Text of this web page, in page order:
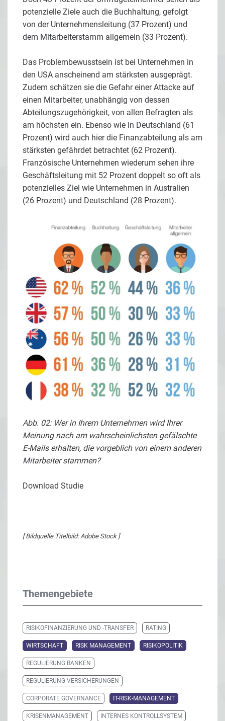
potenzielle Ziele auch die Buchhaltung, gefolgt
von der Unternehmensleitung (37 Prozent) und
dem Mitarbeiterstamm allgemein (33 Prozent).
Das Problembewusstsein ist bei Unternehmen in
den USA anscheinend am stärksten ausgeprägt.
Zudem schätzen sie die Gefahr einer Attacke auf
einen Mitarbeiter, unabhängig von dessen
Abteilungszugehörigkeit, von allen Befragten als
am höchsten ein. Ebenso wie in Deutschland (61
Prozent) wird auch hier die Finanzabteilung als am
stärksten gefährdet betrachtet (62 Prozent).
Französische Unternehmen wiederum sehen ihre
Geschäftsleitung mit 52 Prozent doppelt so oft als
potenzielles Ziel wie Unternehmen in Australien
(26 Prozent) und Deutschland (28 Prozent).
Abb. 02: Wer in Ihrem Unternehmen wird Ihrer
Meinung nach am wahrscheinlichsten gefälschte
E-Mails erhalten, die vorgeblich von einem anderen
Mitarbeiter stammen?
Download Studie
[ Bildquelle Titelbild: Adobe Stock ]
Themengebiete
RISIKOFINANZIERUNG UND -TRANSFER RATING
WIRTSCHAFT RISK MANAGEMENT RISIKOPOLITIK
REGULIERUNG BANKEN
REGULIERUNG VERSICHERUNGEN
CORPORATE GOVERNANCE IT-RISK-MANAGEMENT
KRISENMANAGEMENT INTERNES KONTROLLSYSTEM